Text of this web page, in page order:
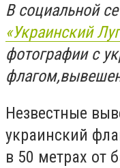
В социальной
«Украинский
фотографии с
Незвестные
украинский
в 50 метрах от